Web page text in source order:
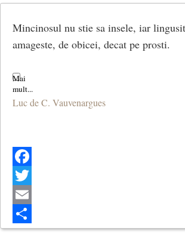
Mincinosul nu stie sa insele, iar
amageste, de obicei, decat pe prosti.
Luc de C. Vauvenargues
Facebook
Twitter
Email
Share